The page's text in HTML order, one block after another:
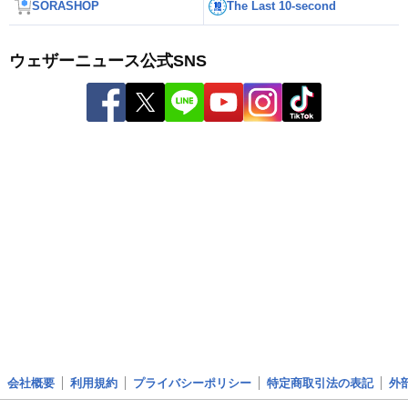
SORASHOP The Last 10-second
ウェザーニュース公式SNS
会社概要 利用規約 プライバシーポリシー 特定商取引法の表記 外